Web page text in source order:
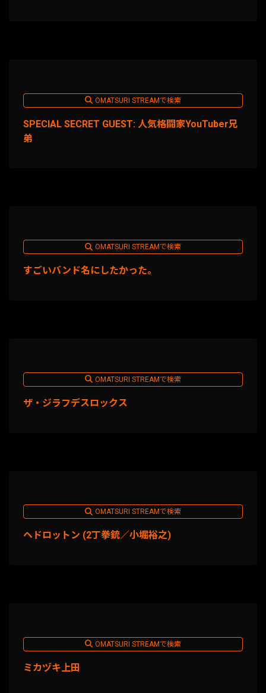
OMATSURI STREAMで検索
SPECIAL SECRET GUEST: 人気格闘家YouTuber兄
弟
OMATSURI STREAMで検索
すごいバンド名にしたかった。
OMATSURI STREAMで検索
ザ・ジラフデスロックス
OMATSURI STREAMで検索
ヘドロットン (2丁拳銃／小堀裕之)
OMATSURI STREAMで検索
ミカヅキ上田